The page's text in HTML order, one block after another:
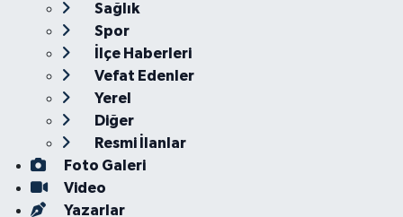
Sağlık
Spor
İlçe Haberleri
Vefat Edenler
Yerel
Diğer
Resmi İlanlar
Foto Galeri
Video
Yazarlar